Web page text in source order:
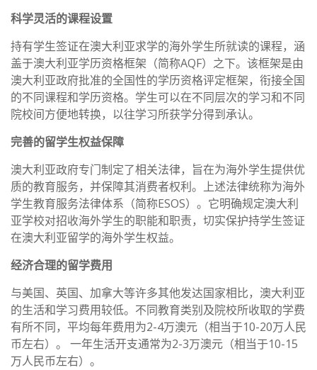
科学灵活的课程设置
持有学生签证在澳大利亚求学的海外学生所就读的课程，涵
盖于澳大利亚学历资格框架（简称AQF）之下。该框架是由
澳大利亚政府批准的全国性的学历资格评定框架，衔接全国
的不同课程和学历资格。学生可以在不同层次的学习和不同
院校间方便地转换，以往学习所获学分得到承认。
完善的留学生权益保障
澳大利亚政府专门制定了相关法律，旨在为海外学生提供优
质的教育服务，并保障其消费者权利。上述法律统称为海外
学生教育服务法律体系（简称ESOS）。它明确规定澳大利
亚学校对招收海外学生的职能和职责，切实保护持学生签证
在澳大利亚留学的海外学生权益。
经济合理的留学费用
与美国、英国、加拿大等许多其他发达国家相比，澳大利亚
的生活和学习费用较低。不同教育类别及院校所收取的学费
有所不同，平均每年费用为2-4万澳元（相当于10-20万人民
币左右）。 一年生活开支通常为2-3万澳元（相当于10-15
万人民币左右）。